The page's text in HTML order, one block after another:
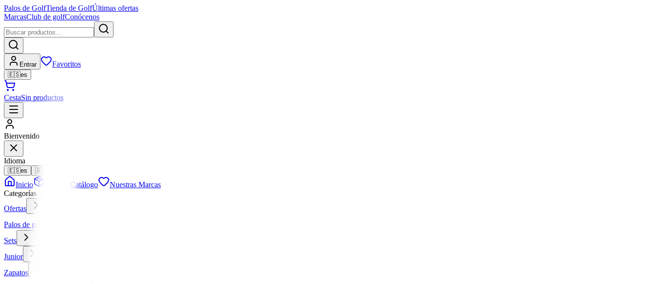
Palos de GolfTienda de GolfÚltimas ofertas
MarcasClub de golfConócenos
Entrar Favoritos
🇪🇸es
CestaSin productos
Bienvenido
Idioma
🇪🇸es 🇬🇧
Inicio Todo el Catálogo
Nuestras Marcas
Categorías
Ofertas
Palos de golf
Sets
Junior
Zapatos